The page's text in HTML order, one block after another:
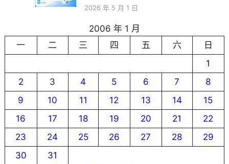
2026 年 5 月 1 日
2006 年 1 月
一
二 三 四 五 六
日
1
2
3 4 5 6 7
8
9
10 11 12 13 14
15
16
17 18 19 20 21
22
23
24 25 26 27 28
29
30
31